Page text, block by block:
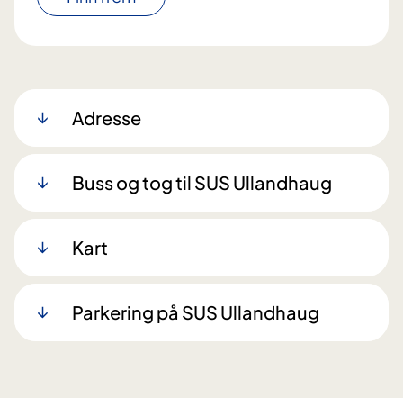
Adresse
Buss og tog til SUS Ullandhaug
Kart
Parkering på SUS Ullandhaug